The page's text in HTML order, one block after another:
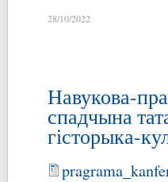
28/10/2022
Навукова-
спадчына
гісторыка-